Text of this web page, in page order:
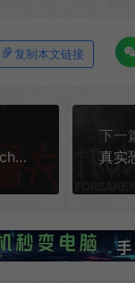
复制本文链接
圣诞屠夫 / Butcher of the North 第一人称生存冒险游戏
下一